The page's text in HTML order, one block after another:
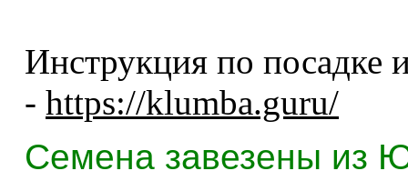
Инструкция по посадке
- https://klumba.guru/
Семена завезены из